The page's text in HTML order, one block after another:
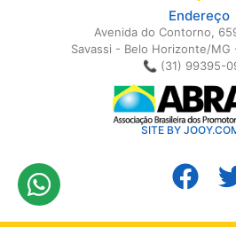
Endereço
Avenida do Contorno,
Savassi - Belo Horizonte/MG
📞 (31) 99395-
SITE BY